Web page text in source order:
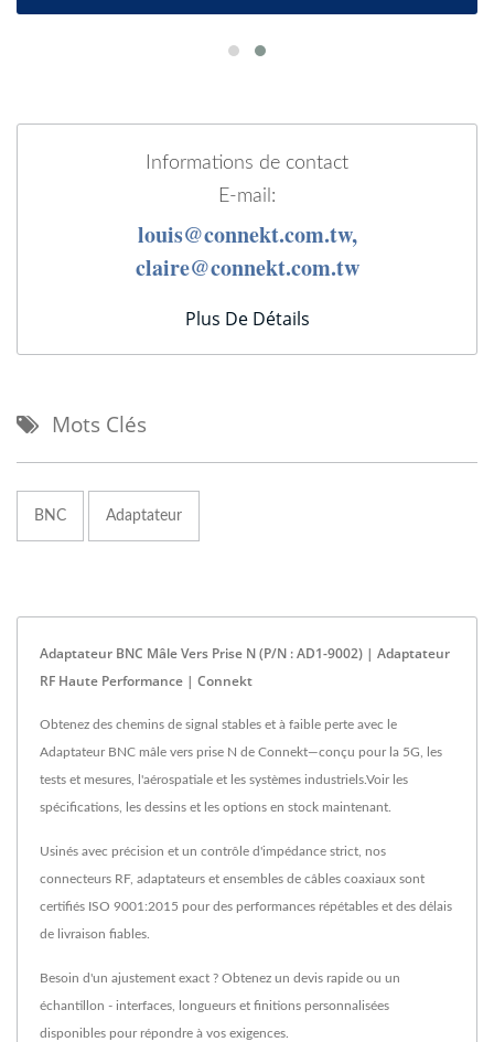
Informations de contact
E-mail:
louis@connekt.com.tw,
claire@connekt.com.tw
Plus De Détails
Mots Clés
BNC Adaptateur
Adaptateur BNC Mâle Vers Prise N (P/N : AD1-9002) | Adaptateur
RF Haute Performance | Connekt
Obtenez des chemins de signal stables et à faible perte avec le
Adaptateur BNC mâle vers prise N de Connekt—conçu pour la 5G, les
tests et mesures, l'aérospatiale et les systèmes industriels.Voir les
spécifications, les dessins et les options en stock maintenant.
Usinés avec précision et un contrôle d'impédance strict, nos
connecteurs RF, adaptateurs et ensembles de câbles coaxiaux sont
certifiés ISO 9001:2015 pour des performances répétables et des délais
de livraison fiables.
Besoin d'un ajustement exact ? Obtenez un devis rapide ou un
échantillon - interfaces, longueurs et finitions personnalisées
disponibles pour répondre à vos exigences.